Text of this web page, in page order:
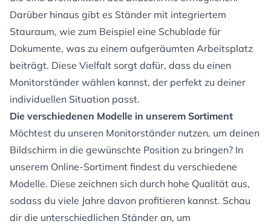
Darüber hinaus gibt es Ständer mit integriertem
Stauraum, wie zum Beispiel eine Schublade für
Dokumente, was zu einem aufgeräumten Arbeitsplatz
beiträgt. Diese Vielfalt sorgt dafür, dass du einen
Monitorständer wählen kannst, der perfekt zu deiner
individuellen Situation passt.
Die verschiedenen Modelle in unserem Sortiment
Möchtest du unseren Monitorständer nutzen, um deinen
Bildschirm in die gewünschte Position zu bringen? In
unserem Online-Sortiment findest du verschiedene
Modelle. Diese zeichnen sich durch hohe Qualität aus,
sodass du viele Jahre davon profitieren kannst. Schau
dir die unterschiedlichen Ständer an, um